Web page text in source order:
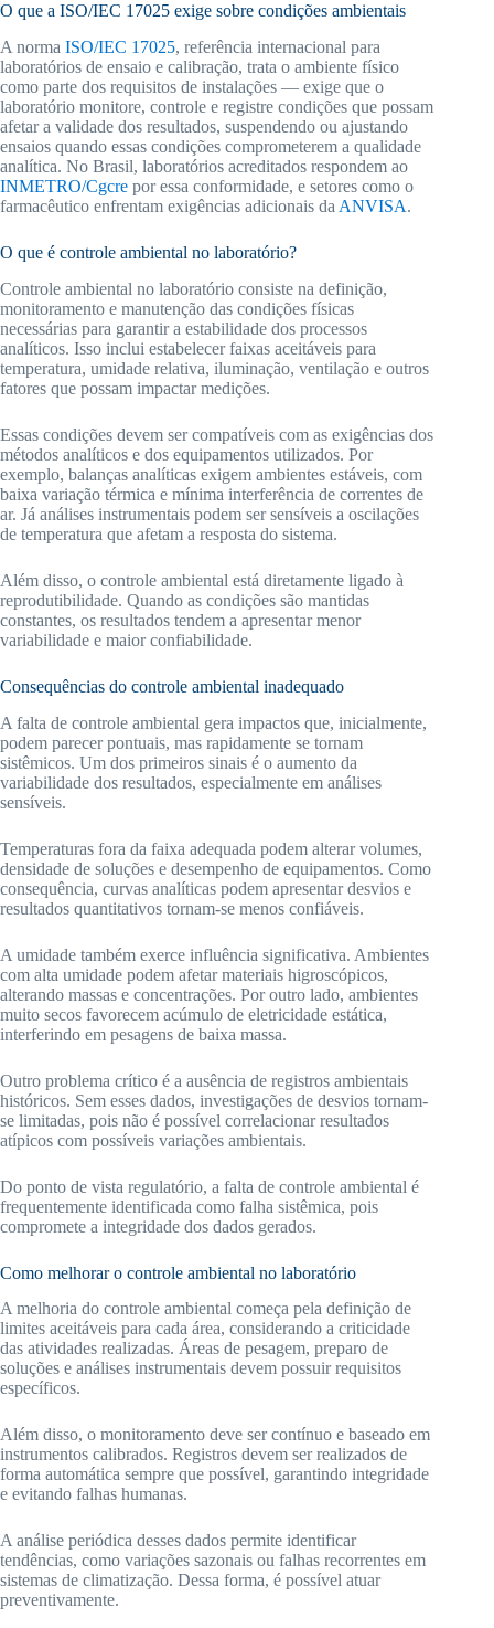
O que a ISO/IEC 17025 exige sobre condições ambientais
A norma ISO/IEC 17025, referência internacional para
laboratórios de ensaio e calibração, trata o ambiente físico
como parte dos requisitos de instalações — exige que o
laboratório monitore, controle e registre condições que possam
afetar a validade dos resultados, suspendendo ou ajustando
ensaios quando essas condições comprometerem a qualidade
analítica. No Brasil, laboratórios acreditados respondem ao
INMETRO/Cgcre por essa conformidade, e setores como o
farmacêutico enfrentam exigências adicionais da ANVISA.
O que é controle ambiental no laboratório?
Controle ambiental no laboratório consiste na definição,
monitoramento e manutenção das condições físicas
necessárias para garantir a estabilidade dos processos
analíticos. Isso inclui estabelecer faixas aceitáveis para
temperatura, umidade relativa, iluminação, ventilação e outros
fatores que possam impactar medições.
Essas condições devem ser compatíveis com as exigências dos
métodos analíticos e dos equipamentos utilizados. Por
exemplo, balanças analíticas exigem ambientes estáveis, com
baixa variação térmica e mínima interferência de correntes de
ar. Já análises instrumentais podem ser sensíveis a oscilações
de temperatura que afetam a resposta do sistema.
Além disso, o controle ambiental está diretamente ligado à
reprodutibilidade. Quando as condições são mantidas
constantes, os resultados tendem a apresentar menor
variabilidade e maior confiabilidade.
Consequências do controle ambiental inadequado
A falta de controle ambiental gera impactos que, inicialmente,
podem parecer pontuais, mas rapidamente se tornam
sistêmicos. Um dos primeiros sinais é o aumento da
variabilidade dos resultados, especialmente em análises
sensíveis.
Temperaturas fora da faixa adequada podem alterar volumes,
densidade de soluções e desempenho de equipamentos. Como
consequência, curvas analíticas podem apresentar desvios e
resultados quantitativos tornam-se menos confiáveis.
A umidade também exerce influência significativa. Ambientes
com alta umidade podem afetar materiais higroscópicos,
alterando massas e concentrações. Por outro lado, ambientes
muito secos favorecem acúmulo de eletricidade estática,
interferindo em pesagens de baixa massa.
Outro problema crítico é a ausência de registros ambientais
históricos. Sem esses dados, investigações de desvios tornam-
se limitadas, pois não é possível correlacionar resultados
atípicos com possíveis variações ambientais.
Do ponto de vista regulatório, a falta de controle ambiental é
frequentemente identificada como falha sistêmica, pois
compromete a integridade dos dados gerados.
Como melhorar o controle ambiental no laboratório
A melhoria do controle ambiental começa pela definição de
limites aceitáveis para cada área, considerando a criticidade
das atividades realizadas. Áreas de pesagem, preparo de
soluções e análises instrumentais devem possuir requisitos
específicos.
Além disso, o monitoramento deve ser contínuo e baseado em
instrumentos calibrados. Registros devem ser realizados de
forma automática sempre que possível, garantindo integridade
e evitando falhas humanas.
A análise periódica desses dados permite identificar
tendências, como variações sazonais ou falhas recorrentes em
sistemas de climatização. Dessa forma, é possível atuar
preventivamente.